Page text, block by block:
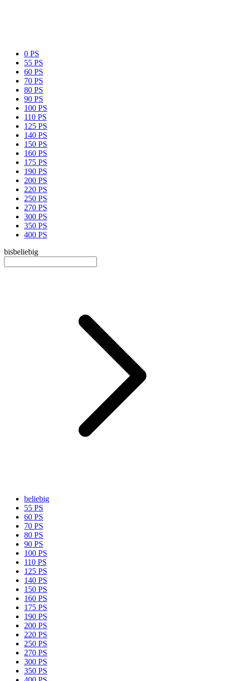
0 PS
55 PS
60 PS
70 PS
80 PS
90 PS
100 PS
110 PS
125 PS
140 PS
150 PS
160 PS
175 PS
190 PS
200 PS
220 PS
250 PS
270 PS
300 PS
350 PS
400 PS
bisbeliebig
beliebig
55 PS
60 PS
70 PS
80 PS
90 PS
100 PS
110 PS
125 PS
140 PS
150 PS
160 PS
175 PS
190 PS
200 PS
220 PS
250 PS
270 PS
300 PS
350 PS